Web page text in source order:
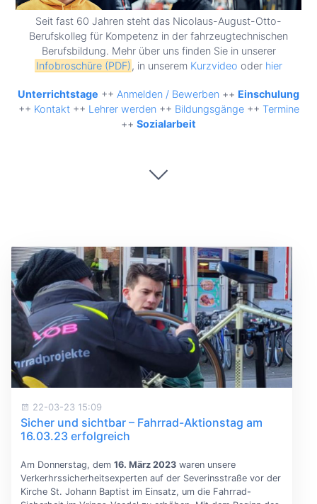
Seit fast 60 Jahren steht das Nicolaus-August-Otto-
Berufskolleg für Kompetenz in der fahrzeugtechnischen
Berufsbildung. Mehr über uns finden Sie in unserer
Infobroschüre (PDF) , in unserem Kurzvideo oder hier
Unterrichtstage ++ Anmelden / Bewerben ++ Einschulung
++ Kontakt++ Lehrer werden++ Bildungsgänge++ Termine
++ Sozialarbeit
22-03-23 15:09
Sicher und sichtbar – Fahrrad-Aktionstag am
16.03.23 erfolgreich
Am Donnerstag, dem 16. März 2023waren unsere
Verkerhrssicherheitsexperten auf der Severinsstraße vor der
Kirche St. Johann Baptist im Einsatz, um die Fahrrad-